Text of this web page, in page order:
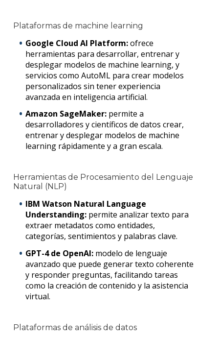
Plataformas de machine learning
Google Cloud AI Platform:ofrece
herramientas para desarrollar, entrenar y
desplegar modelos de machine learning, y
servicios como AutoML para crear modelos
personalizados sin tener experiencia
avanzada en inteligencia artificial.
Amazon SageMaker:permite a
desarrolladores y científicos de datos crear,
entrenar y desplegar modelos de machine
learningrápidamente y a gran escala.
Herramientas de Procesamiento del Lenguaje
Natural (NLP)
IBM Watson Natural Language
Understanding:permite analizar texto para
extraer metadatos como entidades,
categorías, sentimientos y palabras clave.
GPT-4 de OpenAI:modelo de lenguaje
avanzado que puede generar texto coherente
y responder preguntas, facilitando tareas
como la creación de contenido y la asistencia
virtual.
Plataformas de análisis de datos